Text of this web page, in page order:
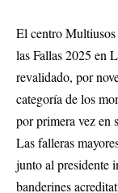
El centro Multiusos
las Fallas 2025 en
revalidado, por
categoría de los
por primera vez en
Las falleras
junto al presidente
banderines